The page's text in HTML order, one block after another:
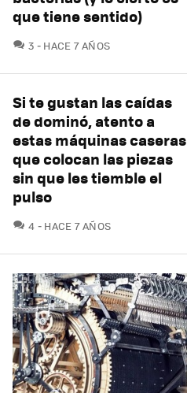
que tiene sentido)
3 COMENTARIOS
HACE 7 AÑOS
Si te gustan las caídas
de dominó, atento a
estas máquinas caseras
que colocan las piezas
sin que les tiemble el
pulso
4 COMENTARIOS
HACE 7 AÑOS